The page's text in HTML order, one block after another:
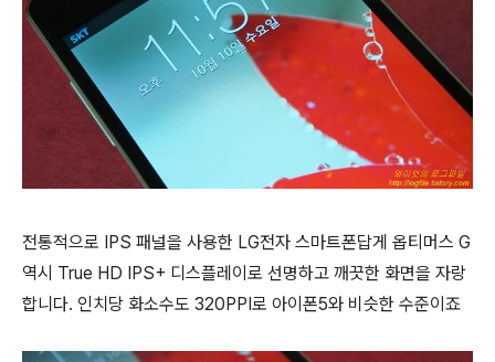
전통적으로 IPS 패널을 사용한 LG전자 스마트폰답게 옵티머스 G
역시 True HD IPS+ 디스플레이로 선명하고 깨끗한 화면을 자랑
합니다. 인치당 화소수도 320PPI로 아이폰5와 비슷한 수준이죠